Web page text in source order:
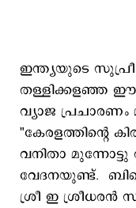
ഇന്ത്യയുടെ
തള്ളിക്കളഞ്ഞ ഈ
വ്യാജ
"കേരളത്തിന്റെ
വനിതാ
വേദനയുണ്ട്.
ശ്രീ ഇ